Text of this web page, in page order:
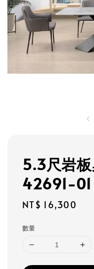
5.3尺岩
42691-01
Regular
NT$ 16,300
數量